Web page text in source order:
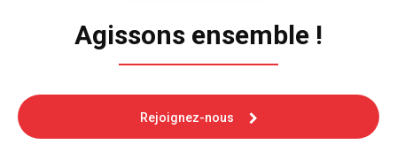
Agissons ensemble !
Rejoignez-nous